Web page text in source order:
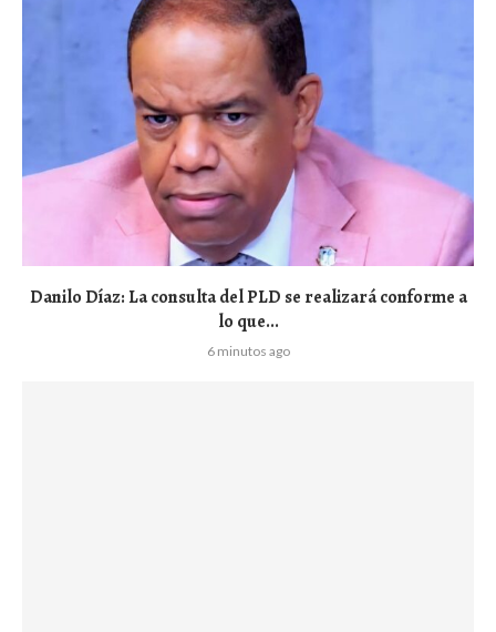
Danilo Díaz: La consulta del PLD se realizará conforme a
lo que...
6 minutos ago